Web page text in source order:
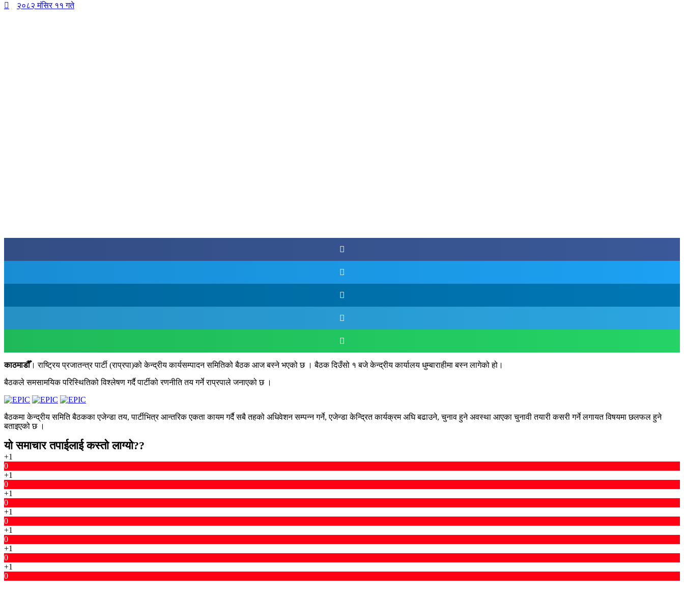
२०८२ मंसिर ११ गते
काठमाडौँ। राष्ट्रिय प्रजातन्त्र पार्टी (राप्रपा)को केन्द्रीय कार्यसम्पादन समितिको बैठक आज बस्ने भएको छ । बैठक दिउँसो १ बजे केन्द्रीय कार्यालय धुम्बाराहीमा बस्न लागेको हो।
बैठकले समसामयिक परिस्थितिको विश्लेषण गर्दै पार्टीको रणनीति तय गर्ने राप्रपाले जनाएको छ ।
बैठकमा केन्द्रीय समिति बैठकका एजेन्डा तय, पार्टीभित्र आन्तरिक एकता कायम गर्दै सबै तहको अधिवेशन सम्पन्न गर्ने, एजेन्डा केन्द्रित कार्यक्रम अघि बढाउने, चुनाव हुने अवस्था आएका चुनावी तयारी कसरी गर्ने लगायत विषयमा छलफल हुने
बताइएको छ ।
यो समाचार तपाईलाई कस्तो लाग्यो??
+1
0
+1
0
+1
0
+1
0
+1
0
+1
0
+1
0